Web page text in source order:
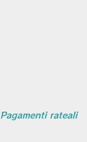
Pagamenti rateali